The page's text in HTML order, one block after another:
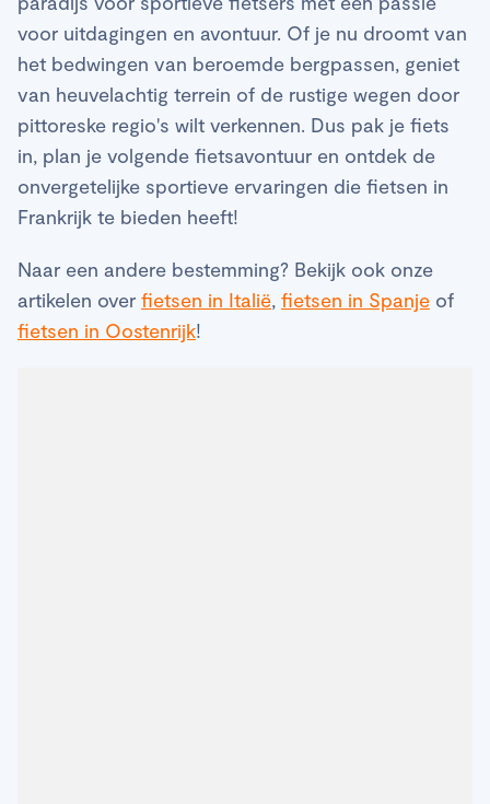
voor uitdagingen en avontuur. Of je nu droomt van
het bedwingen van beroemde bergpassen, geniet
van heuvelachtig terrein of de rustige wegen door
pittoreske regio's wilt verkennen. Dus pak je fiets
in, plan je volgende fietsavontuur en ontdek de
onvergetelijke sportieve ervaringen die fietsen in
Frankrijk te bieden heeft!
Naar een andere bestemming? Bekijk ook onze
artikelen over fietsen in Italië, fietsen in Spanje of
fietsen in Oostenrijk!